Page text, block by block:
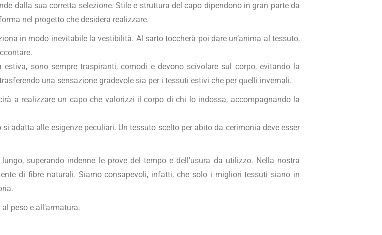
dalla sua corretta selezione. Stile e struttura del capo dipendono in gran parte da
nel progetto che desidera realizzare.
in modo inevitabile la vestibilità. Al sarto toccherà poi dare un’anima al tessuto,
sono sempre traspiranti, comodi e devono scivolare sul corpo, evitando la
una sensazione gradevole sia per i tessuti estivi che per quelli invernali.
a realizzare un capo che valorizzi il corpo di chi lo indossa, accompagnando la
si adatta alle esigenze peculiari. Un tessuto scelto per abito da cerimonia deve esser
superando indenne le prove del tempo e dell’usura da utilizzo. Nella nostra
di fibre naturali. Siamo consapevoli, infatti, che solo i migliori tessuti siano in
peso e all’armatura.